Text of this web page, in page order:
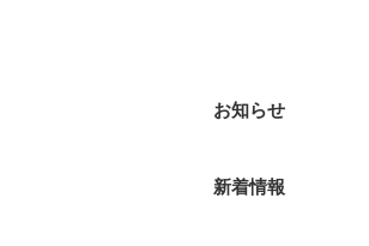
お知らせ
新着情報